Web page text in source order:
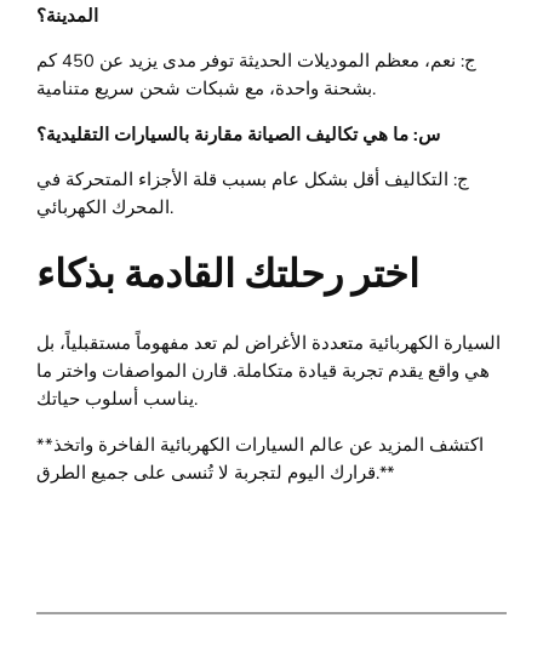
المدينة؟
ج: نعم، معظم الموديلات الحديثة توفر مدى يزيد عن 450 كم
بشحنة واحدة، مع شبكات شحن سريع متنامية.
س: ما هي تكاليف الصيانة مقارنة بالسيارات التقليدية؟
ج: التكاليف أقل بشكل عام بسبب قلة الأجزاء المتحركة في
المحرك الكهربائي.
اختر رحلتك القادمة بذكاء
السيارة الكهربائية متعددة الأغراض لم تعد مفهوماً مستقبلياً، بل
هي واقع يقدم تجربة قيادة متكاملة. قارن المواصفات واختر ما
يناسب أسلوب حياتك.
**اكتشف المزيد عن عالم السيارات الكهربائية الفاخرة واتخذ
قرارك اليوم لتجربة لا تُنسى على جميع الطرق.**